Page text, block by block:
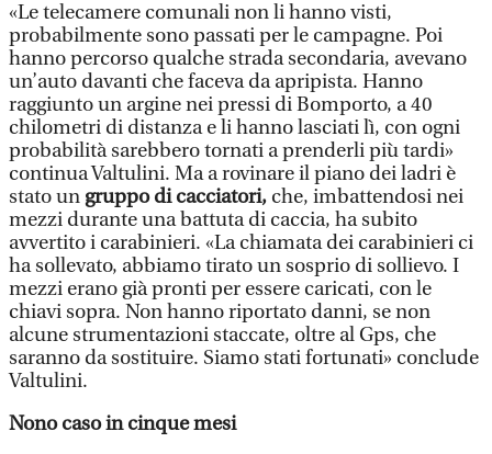
«Le telecamere comunali non li hanno visti,
probabilmente sono passati per le campagne. Poi
hanno percorso qualche strada secondaria, avevano
un’auto davanti che faceva da apripista. Hanno
raggiunto un argine nei pressi di Bomporto, a 40
chilometri di distanza e li hanno lasciati lì, con ogni
probabilità sarebbero tornati a prenderli più tardi»
continua Valtulini. Ma a rovinare il piano dei ladri è
stato un gruppo di cacciatori, che, imbattendosi nei
mezzi durante una battuta di caccia, ha subito
avvertito i carabinieri. «La chiamata dei carabinieri ci
ha sollevato, abbiamo tirato un sosprio di sollievo. I
mezzi erano già pronti per essere caricati, con le
chiavi sopra. Non hanno riportato danni, se non
alcune strumentazioni staccate, oltre al Gps, che
saranno da sostituire. Siamo stati fortunati» conclude
Valtulini.
Nono caso in cinque mesi